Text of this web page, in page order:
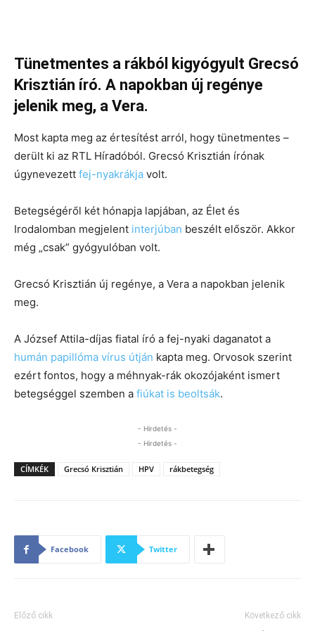
Tünetmentes a rákból kigyógyult Grecsó
Krisztián író. A napokban új regénye
jelenik meg, a Vera.
Most kapta meg az értesítést arról, hogy tünetmentes –
derült ki az RTL Híradóból. Grecsó Krisztián írónak
úgynevezett fej-nyakrákja volt.
Betegségéről két hónapja lapjában, az Élet és
Irodalomban megjelent interjúban beszélt először. Akkor
még „csak” gyógyulóban volt.
Grecsó Krisztián új regénye, a Vera a napokban jelenik
meg.
A József Attila-díjas fiatal író a fej-nyaki daganatot a
humán papillóma vírus útján kapta meg. Orvosok szerint
ezért fontos, hogy a méhnyak-rák okozójaként ismert
betegséggel szemben a fiúkat is beoltsák.
- Hirdetés -
- Hirdetés -
CÍMKÉK Grecsó Krisztián HPV rákbetegség
Facebook Twitter
Előző cikk Következő cikk